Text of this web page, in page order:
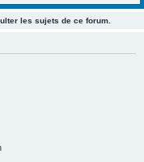
les sujets de ce forum.